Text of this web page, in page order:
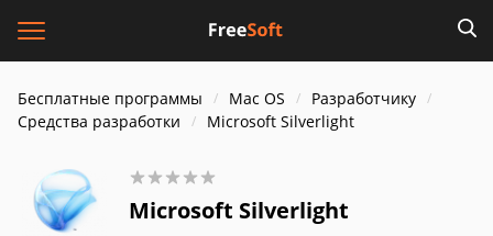
Бесплатные программы Mac OS
Разработчику
Средства разработки
Microsoft Silverlight
Microsoft Silverlight